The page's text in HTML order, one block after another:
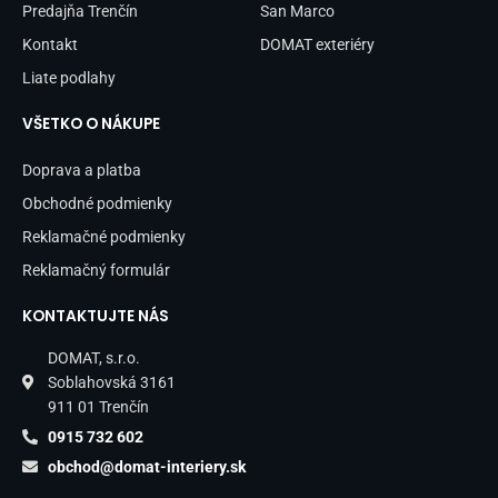
Predajňa Trenčín
Kontakt
Liate podlahy
San Marco
DOMAT exteriéry
VŠETKO O NÁKUPE
Doprava a platba
Obchodné podmienky
Reklamačné podmienky
Reklamačný formulár
KONTAKTUJTE NÁS
DOMAT, s.r.o.
Soblahovská 3161
911 01 Trenčín
0915 732 602
obchod@domat-interiery.sk